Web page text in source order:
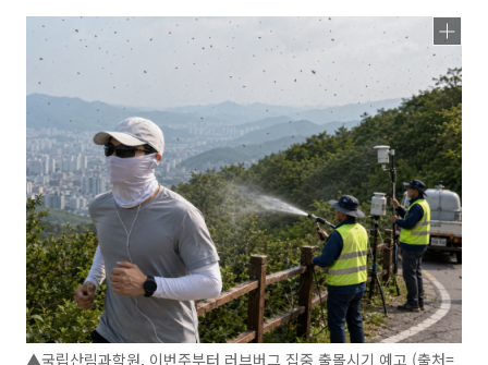
▲국립산림과학원, 이번주부터 러브버그 집중 출몰시기 예고 (출처=